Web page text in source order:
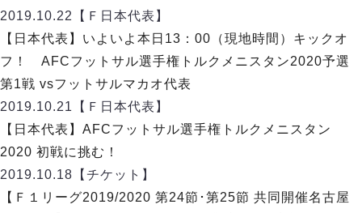
クラブ
チケット
メディア情報
フットサル日本代表
その他
順位表
戦績表
警告・退場・出場停止選手
個人ランキング｜ゴール
個人ランキング｜シュート
個人ランキング｜シュート成功率
個人ランキング｜第2PK
メットライフ生命Ｆ２リーグ
メットライフ生命Ｆ１リーグ
エスポラーダ北海道
バルドラール浦安
フウガドールすみだ
しながわシティ
立川アスレティックFC
ペスカドーラ町田
湘南ベルマーレ
チケットを買う TICKET
アリーナ情報 ARENA
リーグ概要
リーグ概要
過去の記録 ARCHIVE
2019.10.22
【Ｆ日本代表】
【日本代表】いよいよ本日13：00（現地時間）キックオ
フ！ AFCフットサル選手権トルクメニスタン2020予選
第1戦 vsフットサルマカオ代表
2019.10.21
【Ｆ日本代表】
【日本代表】AFCフットサル選手権トルクメニスタン
2020 初戦に挑む！
2019.10.18 【チケット】
【Ｆ１リーグ2019/2020 第24節･第25節 共同開催名古屋